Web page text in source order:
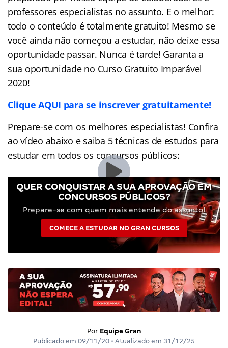
professores especialistas no assunto. E o melhor:
todo o conteúdo é totalmente gratuito! Mesmo se
você ainda não começou a estudar, não deixe essa
oportunidade passar. Nunca é tarde! Garanta a
sua oportunidade no Curso Gratuito Imparável
2020!
Clique AQUI para se inscrever gratuitamente!
Prepare-se com os melhores especialistas! Confira
ao vídeo abaixo e saiba 5 técnicas de estudos para
estudar em todos os concursos públicos:
QUER CONQUISTAR A SUA APROVAÇÃO EM
CONCURSOS PÚBLICOS?
Prepare-se com quem mais entende do assunto!
COMECE A ESTUDAR NO GRAN CURSOS
Por Equipe Gran
Publicado em 09/11/20 • Atualizado em 31/12/25